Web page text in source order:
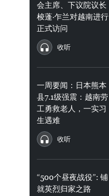
会主席、下议院议长
梭蓬·乍兰对越南进行
正式访问
收听
一周要闻：日本熊本
县7.1级强震：越南劳
工勇救老人，一实习
生遇难
收听
“500个昼夜战役”: 铺
就英烈归家之路